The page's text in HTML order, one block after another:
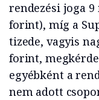
rendezési joga
forint), míg a
tizede, vagyis
forint,
egyébként a
nem adott